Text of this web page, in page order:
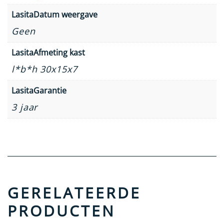
LasitaDatum weergave
Geen
LasitaAfmeting kast
l*b*h 30x15x7
LasitaGarantie
3 jaar
GERELATEERDE
PRODUCTEN